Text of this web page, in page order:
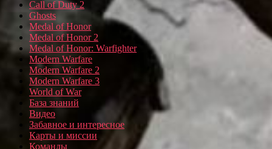
Call of Duty 2
Ghosts
Medal of Honor
Medal of Honor 2
Medal of Honor: Warfighter
Modern Warfare
Modern Warfare 2
Modern Warfare 3
World of War
База знаний
Видео
Забавное и интересное
Карты и миссии
Команды